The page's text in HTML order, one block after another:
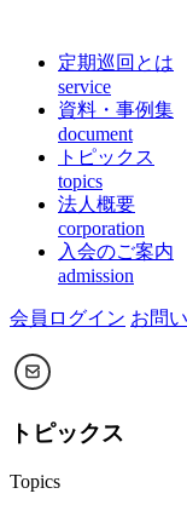
定期巡回とは
service
資料・事例集
document
トピックス
topics
法人概要
corporation
入会のご案内
admission
会員ログイン お問
トピックス
Topics